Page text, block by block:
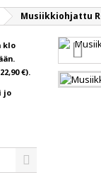
Musiikkiohjattu
klo
€).
jo